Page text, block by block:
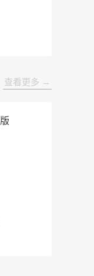
查看更多 →